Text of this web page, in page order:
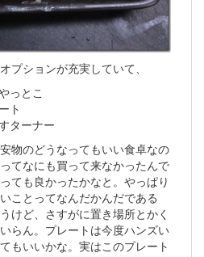
プションが充実していて、
っとこ
ト
ターナー
物のどうなってもいい食卓なの
てなにも買って来なかったんで
ても良かったかなと。やっぱり
ことってなんだかんだである
けど、さすがに置き場所とかく
らん。プレートは今度ハンズい
もいいかな。実はこのプレート